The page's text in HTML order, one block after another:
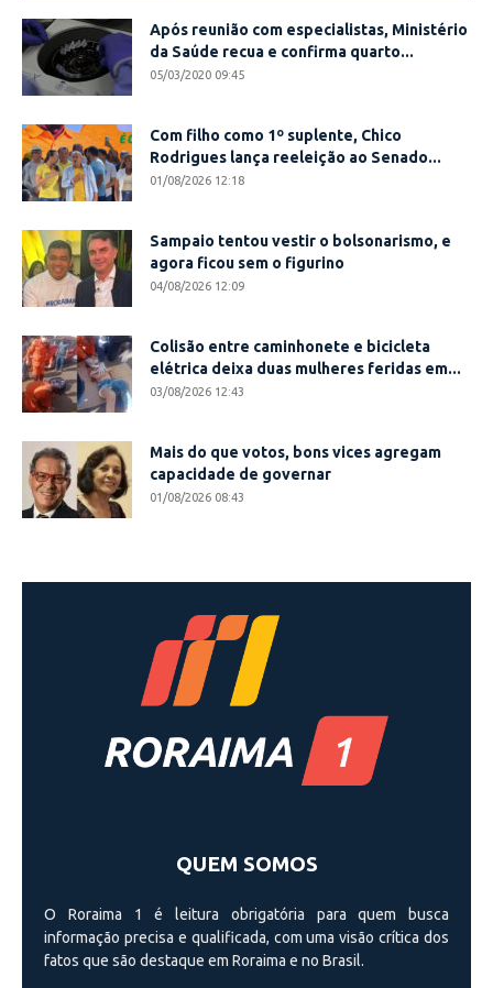
Após reunião com especialistas, Ministério
da Saúde recua e confirma quarto...
05/03/2020 09:45
Com filho como 1º suplente, Chico
Rodrigues lança reeleição ao Senado...
01/08/2026 12:18
Sampaio tentou vestir o bolsonarismo, e
agora ficou sem o figurino
04/08/2026 12:09
Colisão entre caminhonete e bicicleta
elétrica deixa duas mulheres feridas em...
03/08/2026 12:43
Mais do que votos, bons vices agregam
capacidade de governar
01/08/2026 08:43
QUEM SOMOS
O Roraima 1 é leitura obrigatória para quem busca
informação precisa e qualificada, com uma visão crí­tica dos
fatos que são destaque em Roraima e no Brasil.